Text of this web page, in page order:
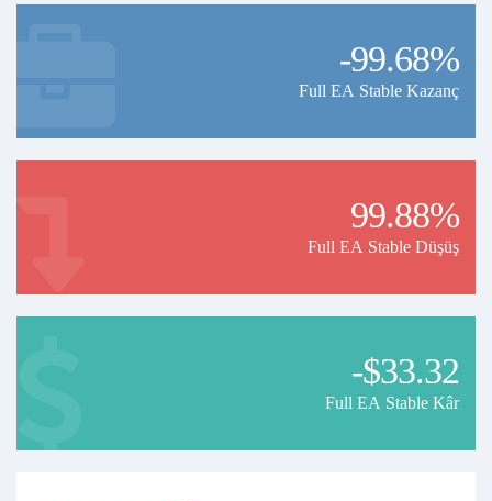
Discover the power of my trading strategy, meticulously crafted
Performance ranges between 10% and 30% per month.
To ensure cautious management, I've implemented a system to
I highly recommend using the broker "IC Markets" with a minimum
-99.68%
Full EA Stable Kazanç
99.88%
Full EA Stable Düşüş
-$33.32
Full EA Stable Kâr